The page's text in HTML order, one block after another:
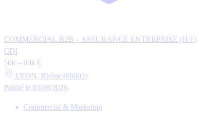
COMMERCIAL B2B – ASSURANCE ENTREPRISE (H/F)
CDI
50k – 60k €
LYON, Rhône (69002)
Publié le 05/08/2026
Commercial & Marketing